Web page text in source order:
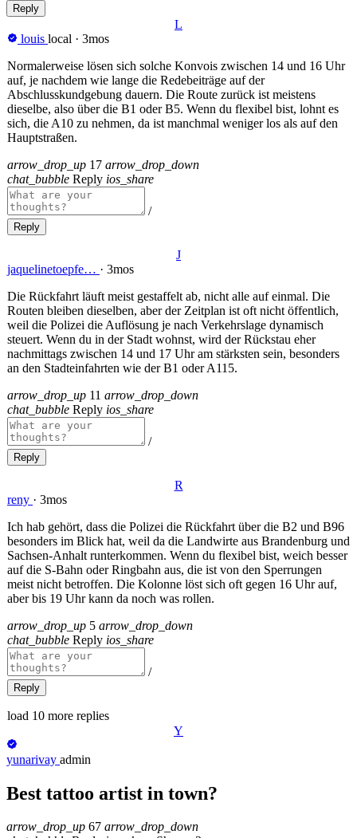
Reply
L
louis local · 3mos
Normalerweise lösen sich solche Konvois zwischen 14 und 16 Uhr
auf, je nachdem wie lange die Redebeiträge auf der
Abschlusskundgebung dauern. Die Route zurück ist meistens
dieselbe, also über die B1 oder B5. Wenn du flexibel bist, lohnt es
sich, die A10 zu nehmen, da ist manchmal weniger los als auf den
Hauptstraßen.
arrow_drop_up 17 arrow_drop_down
chat_bubble Reply ios_share
/
Reply
J
jaquelinetoepfe… · 3mos
Die Rückfahrt läuft meist gestaffelt ab, nicht alle auf einmal. Die
Routen bleiben dieselben, aber der Zeitplan ist oft nicht öffentlich,
weil die Polizei die Auflösung je nach Verkehrslage dynamisch
steuert. Wenn du in der Stadt wohnst, wird der Rückstau eher
nachmittags zwischen 14 und 17 Uhr am stärksten sein, besonders
an den Stadteinfahrten wie der B1 oder A115.
arrow_drop_up 11 arrow_drop_down
chat_bubble Reply ios_share
/
Reply
R
reny · 3mos
Ich hab gehört, dass die Polizei die Rückfahrt über die B2 und B96
besonders im Blick hat, weil da die Landwirte aus Brandenburg und
Sachsen-Anhalt runterkommen. Wenn du flexibel bist, weich besser
auf die S-Bahn oder Ringbahn aus, die ist von den Sperrungen
meist nicht betroffen. Die Kolonne löst sich oft gegen 16 Uhr auf,
aber bis 19 Uhr kann da noch was rollen.
arrow_drop_up 5 arrow_drop_down
chat_bubble Reply ios_share
/
Reply
load 10 more replies
Y
yunarivay admin
Best tattoo artist in town?
arrow_drop_up 67 arrow_drop_down